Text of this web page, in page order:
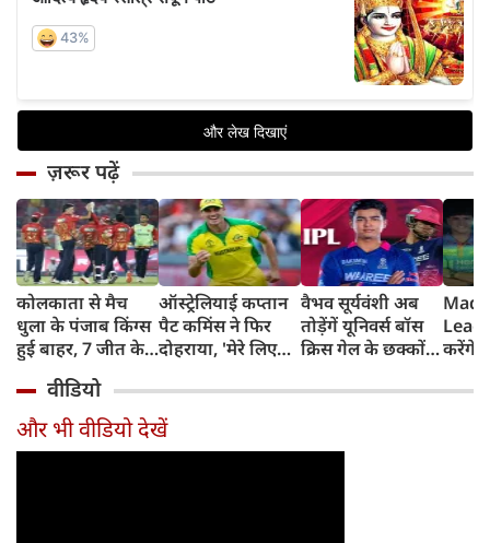
ज़रूर पढ़ें
कोलकाता से मैच
धुला के पंजाब किंग्स
हुई बाहर, 7 जीत के
ऑस्ट्रेलियाई कप्तान
पैट कमिंस ने फिर
दोहराया, 'मेरे लिए
वैभव सूर्यवंशी अब
तोड़ेंगें यूनिवर्स बॉस
क्रिस गेल के छक्कों
करेंगे
टीम में
वीडियो
और भी वीडियो देखें